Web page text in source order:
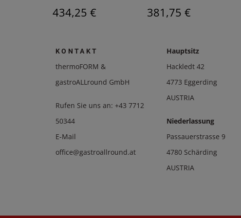
434,25 € 381,75 €
KONTAKT
thermoFORM &
gastroALLround GmbH
Rufen Sie uns an: +43 7712
50344
E-Mail
office@gastroallround.at
Hauptsitz
Hackledt 42
4773 Eggerding
AUSTRIA
Niederlassung
Passauerstrasse 9
4780 Schärding
AUSTRIA